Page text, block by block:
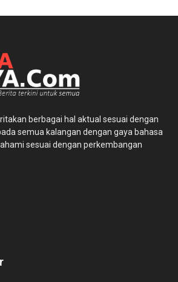
berbagai hal aktual sesuai dengan
semua kalangan dengan gaya bahasa
sesuai dengan perkembangan